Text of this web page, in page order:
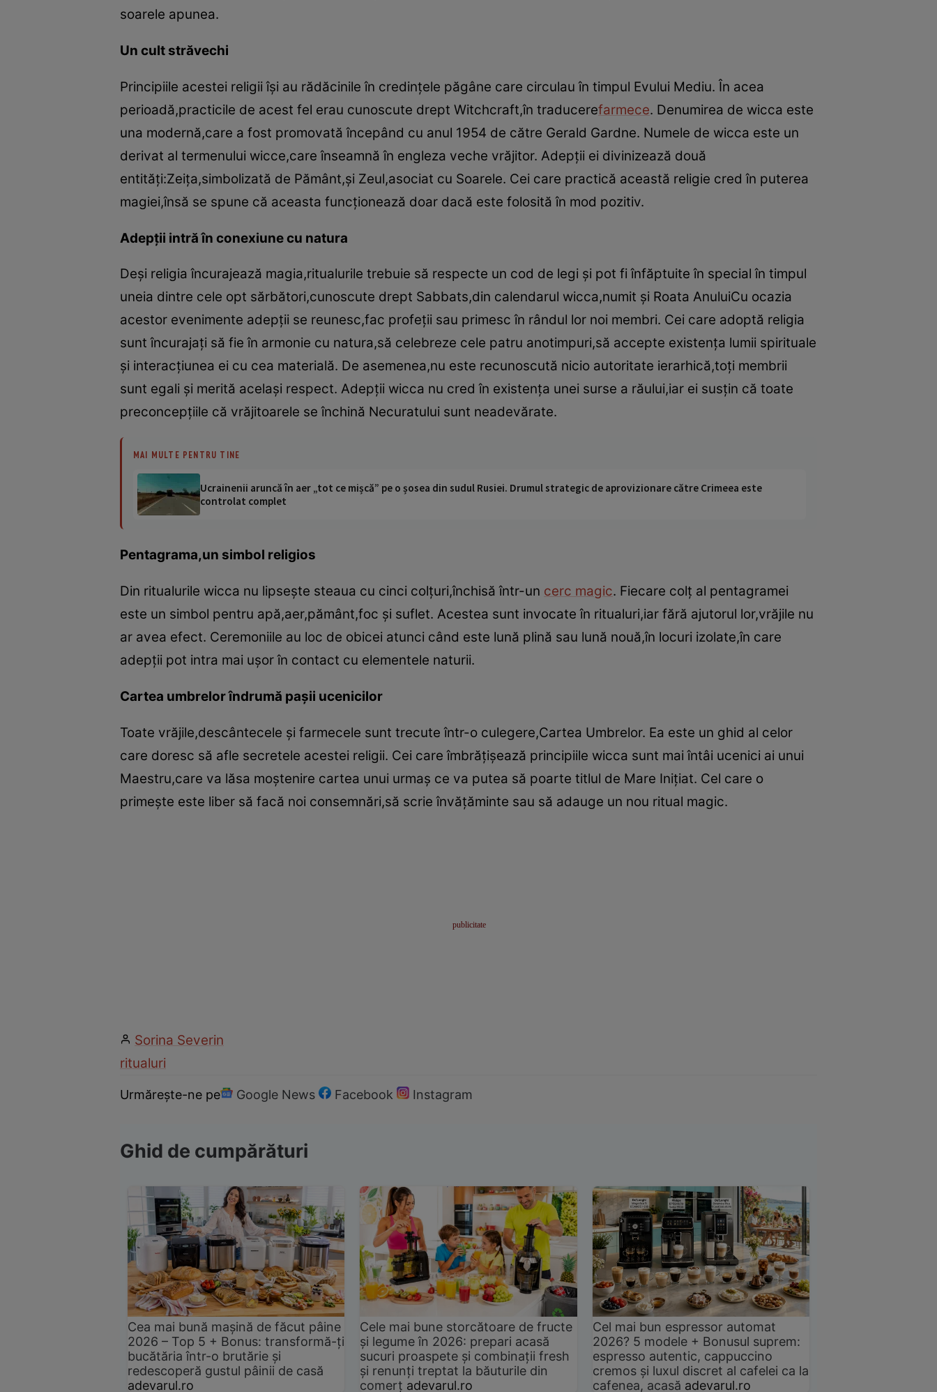
soarele apunea.
Un cult străvechi
Principiile acestei religii îşi au rădăcinile în credinţele păgâne care circulau în timpul Evului Mediu. În acea
perioadă,practicile de acest fel erau cunoscute drept Witchcraft,în traducerefarmece. Denumirea de wicca este
una modernă,care a fost promovată începând cu anul 1954 de către Gerald Gardne. Numele de wicca este un
derivat al termenului wicce,care înseamnă în engleza veche vrăjitor. Adepţii ei divinizează două
entităţi:Zeiţa,simbolizată de Pământ,şi Zeul,asociat cu Soarele. Cei care practică această religie cred în puterea
magiei,însă se spune că aceasta funcţionează doar dacă este folosită în mod pozitiv.
Adepţii intră în conexiune cu natura
Deşi religia încurajează magia,ritualurile trebuie să respecte un cod de legi şi pot fi înfăptuite în special în timpul
uneia dintre cele opt sărbători,cunoscute drept Sabbats,din calendarul wicca,numit şi Roata AnuluiCu ocazia
acestor evenimente adepţii se reunesc,fac profeţii sau primesc în rândul lor noi membri. Cei care adoptă religia
sunt încurajaţi să fie în armonie cu natura,să celebreze cele patru anotimpuri,să accepte existenţa lumii spirituale
şi interacţiunea ei cu cea materială. De asemenea,nu este recunoscută nicio autoritate ierarhică,toţi membrii
sunt egali şi merită acelaşi respect. Adepţii wicca nu cred în existenţa unei surse a răului,iar ei susţin că toate
preconcepţiile că vrăjitoarele se închină Necuratului sunt neadevărate.
MAI MULTE PENTRU TINE
Ucrainenii aruncă în aer „tot ce mișcă” pe o șosea din sudul Rusiei. Drumul strategic de aprovizionare către Crimeea este
controlat complet
Pentagrama,un simbol religios
Din ritualurile wicca nu lipseşte steaua cu cinci colţuri,închisă într-un cerc magic. Fiecare colţ al pentagramei
este un simbol pentru apă,aer,pământ,foc şi suflet. Acestea sunt invocate în ritualuri,iar fără ajutorul lor,vrăjile nu
ar avea efect. Ceremoniile au loc de obicei atunci când este lună plină sau lună nouă,în locuri izolate,în care
adepţii pot intra mai uşor în contact cu elementele naturii.
Cartea umbrelor îndrumă paşii ucenicilor
Toate vrăjile,descântecele şi farmecele sunt trecute într-o culegere,Cartea Umbrelor. Ea este un ghid al celor
care doresc să afle secretele acestei religii. Cei care îmbrăţişează principiile wicca sunt mai întâi ucenici ai unui
Maestru,care va lăsa moştenire cartea unui urmaş ce va putea să poarte titlul de Mare Iniţiat. Cel care o
primeşte este liber să facă noi consemnări,să scrie învăţăminte sau să adauge un nou ritual magic.
Sorina Severin
ritualuri
Urmărește-ne pe Google News Facebook Instagram
Ghid de cumpărături
Cea mai bună mașină de făcut pâine
2026 – Top 5 + Bonus: transformă-ți
bucătăria într-o brutărie și
redescoperă gustul pâinii de casă
adevarul.ro
Cele mai bune storcătoare de fructe
și legume în 2026: prepari acasă
sucuri proaspete și combinații fresh
și renunți treptat la băuturile din
comerț adevarul.ro
Cel mai bun espressor automat
2026? 5 modele + Bonusul suprem:
espresso autentic, cappuccino
cremos și luxul discret al cafelei ca la
cafenea, acasă adevarul.ro